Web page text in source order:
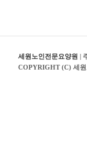
세원노인전문요양원 |
COPYRIGHT (C) 세